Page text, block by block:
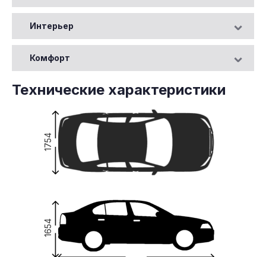
Интерьер
Комфорт
Технические характеристики
1654
1754